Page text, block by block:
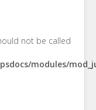
not be called
modules/